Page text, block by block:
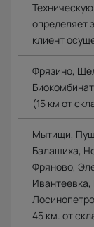
определяет
клиент
Фрязино,
(15 км от
Мытищи,
Балашиха,
Фряново,
45 км. от